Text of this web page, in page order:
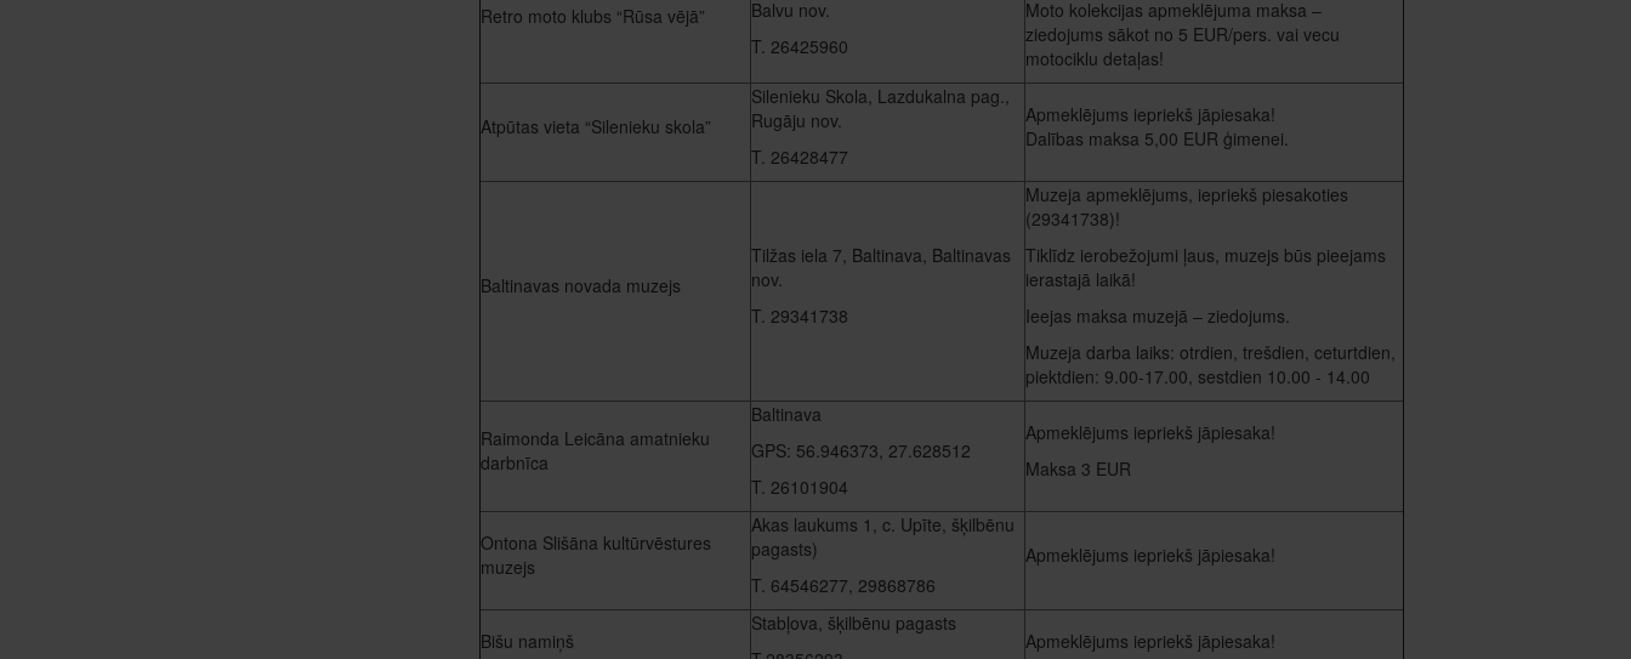
Retro moto klubs “Rūsa vējā”
Balvu nov.
T. 26425960
Moto kolekcijas apmeklējuma maksa –
ziedojums sākot no 5 EUR/pers. vai vecu
motociklu detaļas!
Atpūtas vieta “Silenieku skola”
Silenieku Skola, Lazdukalna pag.,
Rugāju nov.
T. 26428477
Apmeklējums iepriekš jāpiesaka!
Dalības maksa 5,00 EUR ģimenei.
Baltinavas novada muzejs
Tilžas iela 7, Baltinava, Baltinavas
nov.
T. 29341738
Muzeja apmeklējums, iepriekš piesakoties
(29341738)!
Tiklīdz ierobežojumi ļaus, muzejs būs pieejams
ierastajā laikā!
Ieejas maksa muzejā – ziedojums.
Muzeja darba laiks: otrdien, trešdien, ceturtdien,
piektdien: 9.00-17.00, sestdien 10.00 - 14.00
Raimonda Leicāna amatnieku
darbnīca
Baltinava
GPS: 56.946373, 27.628512
T. 26101904
Apmeklējums iepriekš jāpiesaka!
Maksa 3 EUR
Ontona Slišāna kultūrvēstures
muzejs
Akas laukums 1, c. Upīte, šķilbēnu
pagasts)
T. 64546277, 29868786
Apmeklējums iepriekš jāpiesaka!
Bišu namiņš
Stabļova, šķilbēnu pagasts
Apmeklējums iepriekš jāpiesaka!